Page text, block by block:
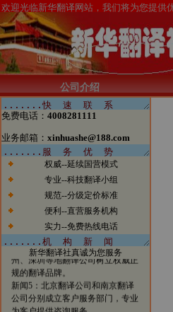
公司介绍
免费电话： 4008281111
业务邮箱： xinhuashe@188.com
权威--延续国营模式
专业--科技翻译小组
规范--分级定价标准
便利--直营服务机构
实力--免费热线电话
新华翻译社真诚为您服务
我们希望在翻译行业，能够看到越
来越多的翻译公司借助电子商务一
步步发展壮大，在将来也能够出现
北京翻译行业中的电子商务应用的
领军企业。
新闻2：新华翻译社公司自成立以
来已经成功为全球五百强企业、跨
国公司、国内公司、国家部委、政
府机构、国际组织、外国驻华使馆
银行、律师事务所、会计师事务
所、外资机构等提供了大量优质、
高效的翻译服务，与他们保持着稳
定的业务联系，业绩突出。
新闻3：新华翻译社分设北京笔译
地，实施翻译资源优势配置战略。
新闻4：北京翻译公司将进一步强
化后勤服务，支援南京、上海、广
州、深圳等地翻译公司树立权威正
规的翻译品牌。
新闻5：北京翻译公司和南京翻译
公司分别成立客户服务部门，专业
为客户提供咨询服务。